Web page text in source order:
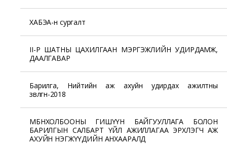
ХАБЭА-н сургалт
II-Р ШАТНЫ ЦАХИЛГААН МЭРГЭЖЛИЙН УДИРДАМЖ,
ДААЛГАВАР
Барилга, Нийтийн аж ахуйн удирдах ажилтны
зөвлөгөөн-2018
МБНХОЛБООНЫ ГИШҮҮН БАЙГУУЛЛАГА БОЛОН
БАРИЛГЫН САЛБАРТ ҮЙЛ АЖИЛЛАГАА ЭРХЛЭГЧ АЖ
АХУЙН НЭГЖҮҮДИЙН АНХААРАЛД